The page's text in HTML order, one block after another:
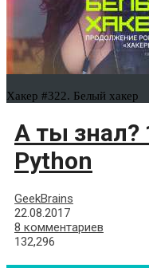
Хакер #322. Белый хакер
А ты знал?
Python
GeekBrains
22.08.2017
8 комментариев
132,296